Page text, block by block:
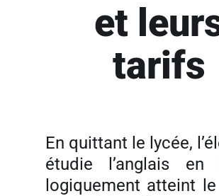
et
tarifs
En quittant le lycée,
étudie l’anglais en
logiquement atteint